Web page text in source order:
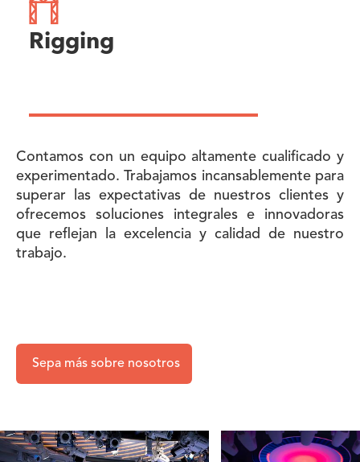
Rigging
Contamos con un equipo altamente cualificado y
experimentado. Trabajamos incansablemente para
superar las expectativas de nuestros clientes y
ofrecemos soluciones integrales e innovadoras
que reflejan la excelencia y calidad de nuestro
trabajo.
Sepa más sobre nosotros